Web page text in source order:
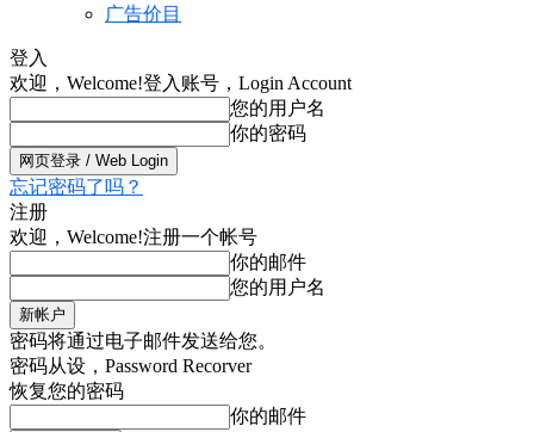
广告价目
登入
欢迎，Welcome!登入账号，Login Account
您的用户名
你的密码
忘记密码了吗？
注册
欢迎，Welcome!注册一个帐号
你的邮件
您的用户名
密码将通过电子邮件发送给您。
密码从设，Password Recorver
恢复您的密码
你的邮件